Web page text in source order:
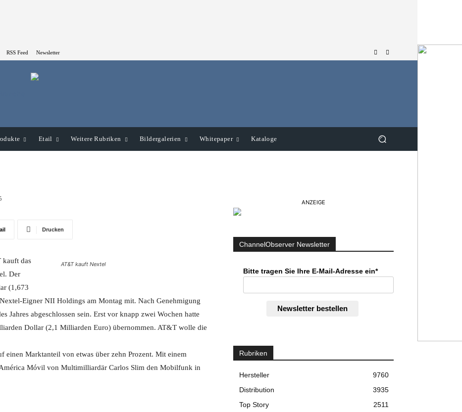
RSS Feed Newsletter
Etail Weitere Rubriken Bildergalerien Whitepaper Kataloge
Drucken
AT&T kauft Nextel
kauft das
Der
(1,673
Eigner NII Holdings am Montag mit. Nach Genehmigung
Jahres abgeschlossen sein. Erst vor knapp zwei Wochen hatte
Dollar (2,1 Milliarden Euro) übernommen. AT&T wolle die
einen Marktanteil von etwas über zehn Prozent. Mit einem
Móvil von Multimilliardär Carlos Slim den Mobilfunk in
ANZEIGE
ChannelObserver Newsletter
Bitte tragen Sie Ihre E-Mail-Adresse ein*
Newsletter bestellen
Rubriken
Hersteller
9760
Distribution
3935
Top Story
2511